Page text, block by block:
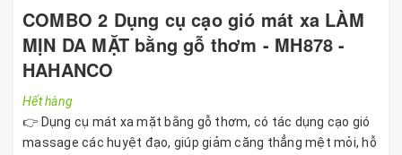
COMBO 2 Dụng cụ cạo gió mát xa LÀM
MỊN DA MẶT bằng gỗ thơm - MH878 -
HAHANCO
Hết hàng
👉 Dụng cụ mát xa mặt bằng gỗ thơm, có tác dụng cạo gió
massage các huyệt đạo, giúp giảm căng thẳng mệt mỏi, hỗ